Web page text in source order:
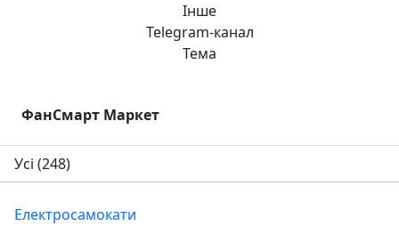
Інше
Telegram-канал
Тема
ФанСмарт Маркет
Усі (248)
Електросамокати